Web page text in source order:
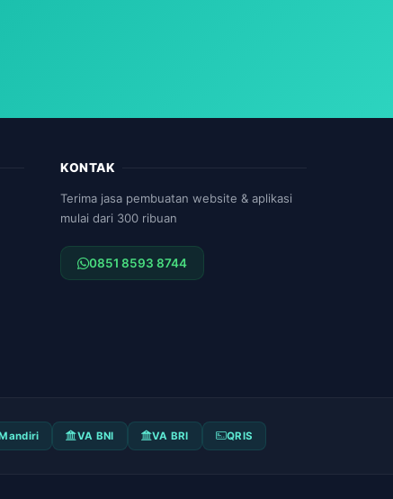
KONTAK
Terima jasa pembuatan website & aplikasi
mulai dari 300 ribuan
0851 8593 8744
VA BNI VA BRI QRIS